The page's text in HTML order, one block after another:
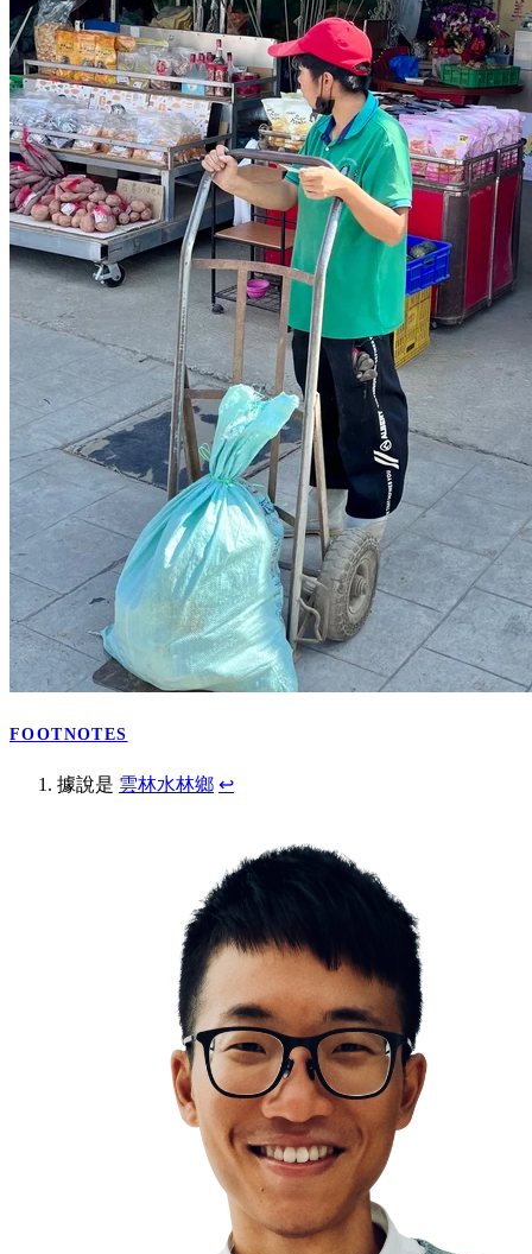
FOOTNOTES
據說是 雲林水林鄉 ↩